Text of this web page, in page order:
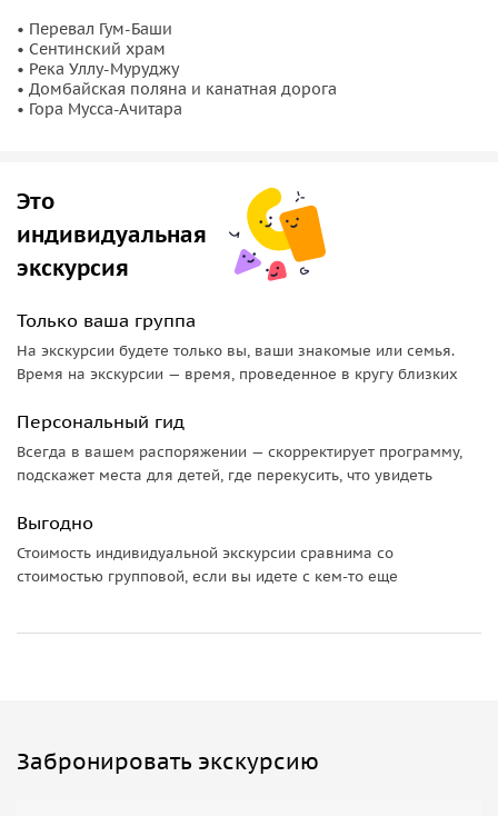
вершина западной части главного хребта Большого
Кавказа. Своим названием обязана слоям белого кварца,
которые прорезают скальные стены. Высота 3861 м.
Наконец, вы подниметесь
тянется параллельно Главному Кавказскому хребту. Гора
возвышается на 3200 м над уровнем моря. Это
достопримечательность, которую стремятся посетить все,
кто приехал в Домбай. Местные жители называют Мусса-
«трехтысячником» нашей страны, ведь по ней проложена
канатная дорога.
самой необычной гостиницы туристического курорта
Домбай называется «Тарелка»и находится на высоте 2250
м. По форме эта гостиница полностью напоминает
приземлилась на склоне горы Мусса-Ачитара.
Важная информация:
• Перевал Гум-Баши
• Сентинский храм
• Река Уллу-Муруджу
• Домбайская поляна и канатная дорога
• Гора Мусса-Ачитара
Это
индивидуальная
экскурсия
Только ваша группа
На экскурсии будете только вы, ваши знакомые или семья.
Время на экскурсии — время, проведенное в кругу близких
Персональный гид
Всегда в вашем распоряжении — скорректирует программу,
подскажет места для детей, где перекусить, что увидеть
Выгодно
Стоимость индивидуальной экскурсии сравнима со
стоимостью групповой, если вы идете с кем-то еще
Забронировать экскурсию